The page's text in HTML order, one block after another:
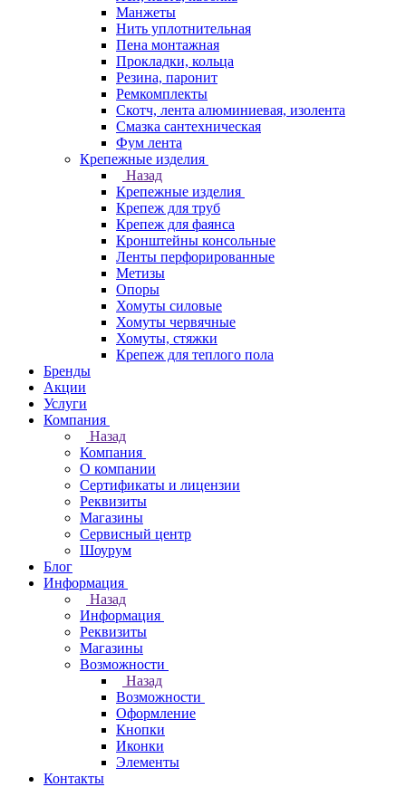
Манжеты
Нить уплотнительная
Пена монтажная
Прокладки, кольца
Резина, паронит
Ремкомплекты
Скотч, лента алюминиевая, изолента
Смазка сантехническая
Фум лента
Крепежные изделия
Назад
Крепежные изделия
Крепеж для труб
Крепеж для фаянса
Кронштейны консольные
Ленты перфорированные
Метизы
Опоры
Хомуты силовые
Хомуты червячные
Хомуты, стяжки
Крепеж для теплого пола
Бренды
Акции
Услуги
Компания
Назад
Компания
О компании
Сертификаты и лицензии
Реквизиты
Магазины
Сервисный центр
Шоурум
Блог
Информация
Назад
Информация
Реквизиты
Магазины
Возможности
Назад
Возможности
Оформление
Кнопки
Иконки
Элементы
Контакты